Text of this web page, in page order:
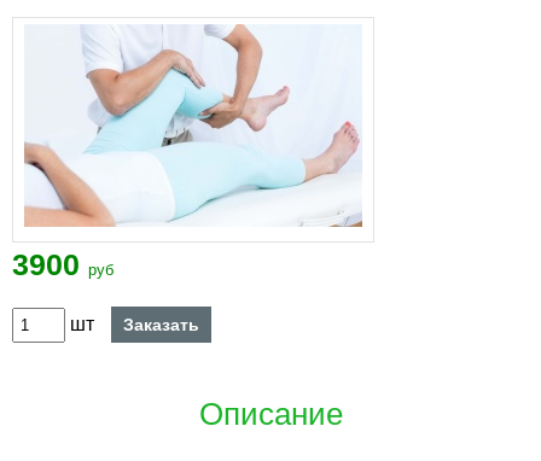
3900 руб
шт Заказать
Описание